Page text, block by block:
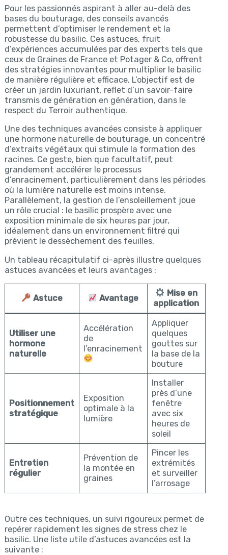
Pour les passionnés aspirant à aller au-delà des
bases du bouturage, des conseils avancés
permettent d’optimiser le rendement et la
robustesse du basilic. Ces astuces, fruit
d’expériences accumulées par des experts tels que
ceux de Graines de France et Potager & Co, offrent
des stratégies innovantes pour multiplier le basilic
de manière régulière et efficace. L’objectif est de
créer un jardin luxuriant, reflet d’un savoir-faire
transmis de génération en génération, dans le
respect du Terroir authentique.
Une des techniques avancées consiste à appliquer
une hormone naturelle de bouturage, un concentré
d’extraits végétaux qui stimule la formation des
racines. Ce geste, bien que facultatif, peut
grandement accélérer le processus
d’enracinement, particulièrement dans les périodes
où la lumière naturelle est moins intense.
Parallèlement, la gestion de l’ensoleillement joue
un rôle crucial : le basilic prospère avec une
exposition minimale de six heures par jour,
idéalement dans un environnement filtré qui
prévient le dessèchement des feuilles.
Un tableau récapitulatif ci-après illustre quelques
astuces avancées et leurs avantages :
Astuce Avantage
Mise en
application
Utiliser une
hormone
naturelle
Accélération
de
l’enracinement
Appliquer
quelques
gouttes sur
la base de la
bouture
Positionnement
stratégique
Exposition
optimale à la
lumière
Installer
près d’une
fenêtre
avec six
heures de
soleil
Entretien
régulier
Prévention de
la montée en
graines
Pincer les
extrémités
et surveiller
l’arrosage
Outre ces techniques, un suivi rigoureux permet de
repérer rapidement les signes de stress chez le
basilic. Une liste utile d’astuces avancées est la
suivante :